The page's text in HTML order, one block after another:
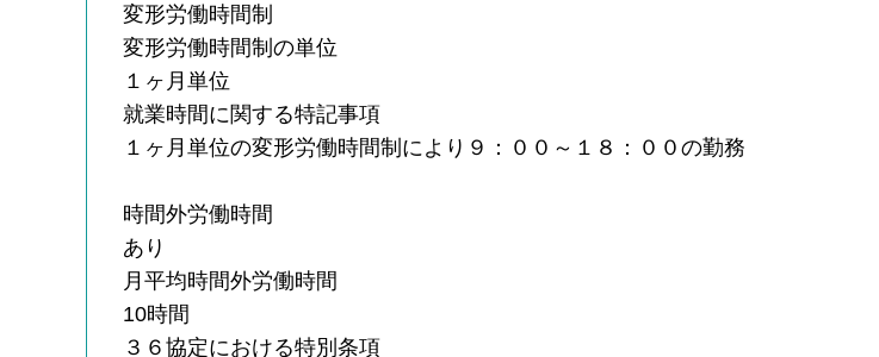
変形労働時間制
変形労働時間制の単位
１ヶ月単位
就業時間に関する特記事項
１ヶ月単位の変形労働時間制により９：００～１８：００の勤務
時間外労働時間
あり
月平均時間外労働時間
10時間
３６協定における特別条項